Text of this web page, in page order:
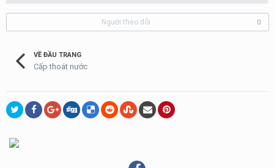
Người theo dõi 0
VỀ ĐẦU TRANG
Cấp thoát nước